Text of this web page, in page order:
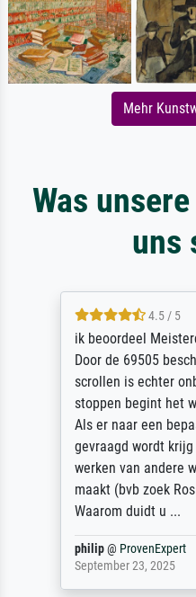
Mehr
Was
uns
4.5 / 5
ik beoordeel
Door de 69505
scrollen is echter
stoppen begint het
Als er naar een
gevraagd wordt
werken van andere
maakt (bvb zoek
Waarom duidt u ...
philip@ ProvenExpert
September 23, 2025